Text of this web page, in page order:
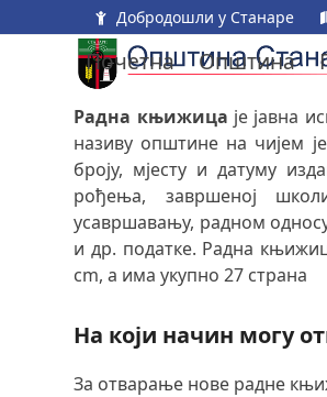
to
Добродошли у Станаре
Почетна Општина
Радна књижица је јавна
називу општине на чијем
броју, мјесту и датуму
рођења, завршеној
усавршавању, радном
и др. податке. Радна
cm, а има укупно 27 страна
На који начин могу
За отварање нове радне